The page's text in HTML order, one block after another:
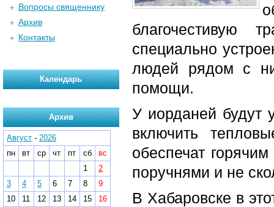
благочестивую
специально
людей рядом с
помощи.
У иорданей будут
включить
обеспечат
поручнями и не
В Хабаровске в
Вопросы священнику
Архив
Контакты
Календарь
Архив
Август - 2026
пн
вт ср чт пт сб
вс
1
2
3
4 5 6 7 8
9
10
11 12 13 14 15
16